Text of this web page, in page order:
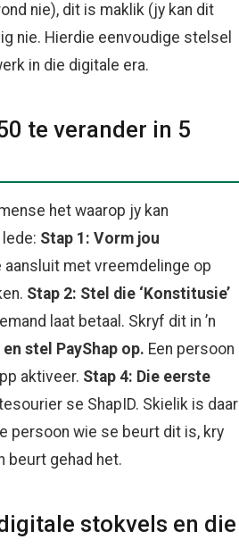
nie), dit is maklik (jy kan dit
nie. Hierdie eenvoudige stelsel
in die digitale era.
te verander in 5
het waarop jy kan
Stap 1: Vorm jou
met vreemdelinge op
Stap 2: Stel die ‘Konstitusie’
laat betaal. Skryf dit in ’n
stel PayShap op. Een persoon
aktiveer. Stap 4: Die eerste
se ShapID. Skielik is daar
persoon wie se beurt dit is, kry
beurt gehad het.
stokvels en die